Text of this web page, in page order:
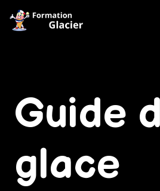
content
Guide
glace